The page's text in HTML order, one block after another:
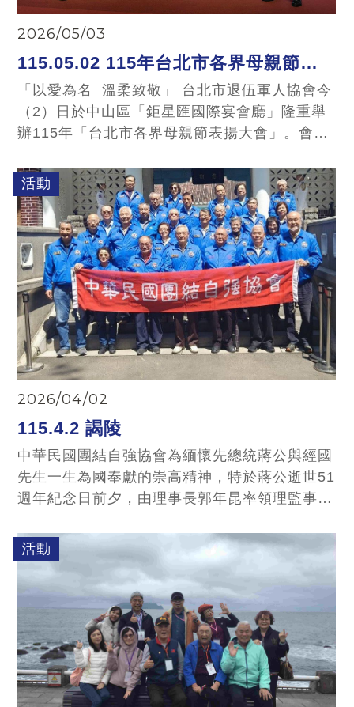
2026/05/03
115.05.02 115年台北市各界母親節表
揚大會
「以愛為名 溫柔致敬」 台北市退伍軍人協會今
（2）日於中山區「鉅星匯國際宴會廳」隆重舉
辦115年「台北市各界母親節表揚大會」。會場
的貴賓齊聚一堂，在一片掌聲與祝福中，共同向
長年默默付出的母親們，致上最深的敬意。
活動
2026/04/02
115.4.2 謁陵
中華民國團結自強協會為緬懷先總統蔣公與經國
先生一生為國奉獻的崇高精神，特於蔣公逝世51
週年紀念日前夕，由理事長郭年昆率領理監事代
之情前往謁陵。氣氛莊嚴肅穆，全體人員整齊列
隊，向兩位領導先賢致上最深切的敬意與無盡的
感念。
活動